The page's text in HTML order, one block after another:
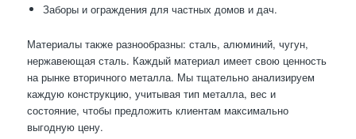
Заборы и ограждения для частных домов и дач.
Материалы также разнообразны: сталь, алюминий, чугун,
нержавеющая сталь. Каждый материал имеет свою ценность
на рынке вторичного металла. Мы тщательно анализируем
каждую конструкцию, учитывая тип металла, вес и
состояние, чтобы предложить клиентам максимально
выгодную цену.